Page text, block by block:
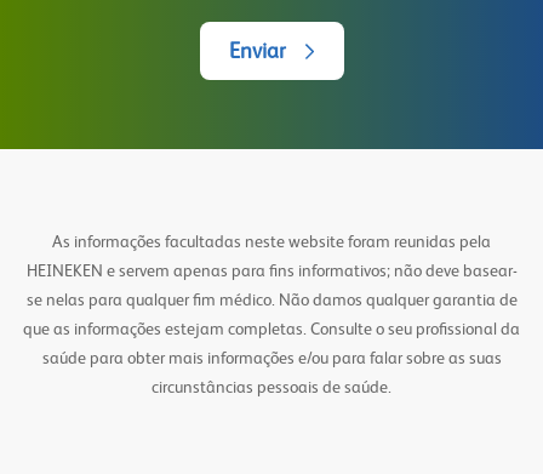
Enviar
As informações facultadas neste website foram reunidas pela
HEINEKEN e servem apenas para fins informativos; não deve basear-
se nelas para qualquer fim médico. Não damos qualquer garantia de
que as informações estejam completas. Consulte o seu profissional da
saúde para obter mais informações e/ou para falar sobre as suas
circunstâncias pessoais de saúde.